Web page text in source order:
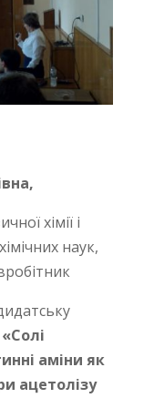
хімії і
наук,
«Солі
аміни як
ацетолізу